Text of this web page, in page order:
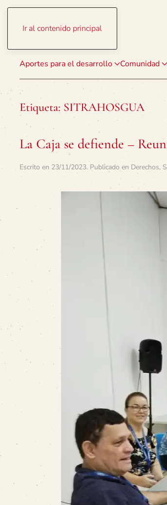
Ir al contenido principal
Aportes para el desarrollo Comunidad
Etiqueta: SITRAHOSGUA
La Caja se defiende –
Escrito en 23/11/2023. Publicado en Derechos,